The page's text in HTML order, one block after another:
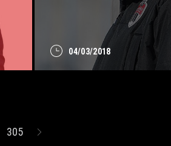
04/03/2018
305